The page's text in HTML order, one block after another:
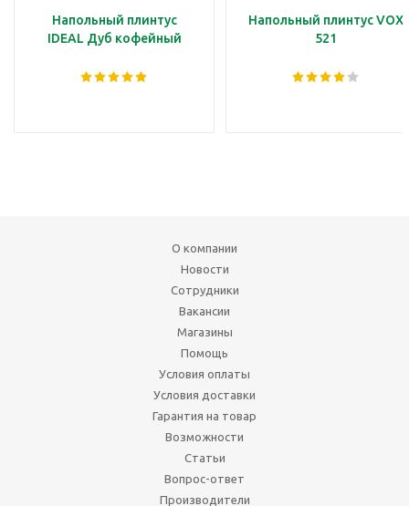
Напольный плинтус
IDEAL Дуб кофейный
Напольный плинтус VOX
521
О компании
Новости
Сотрудники
Вакансии
Магазины
Помощь
Условия оплаты
Условия доставки
Гарантия на товар
Возможности
Статьи
Вопрос-ответ
Производители